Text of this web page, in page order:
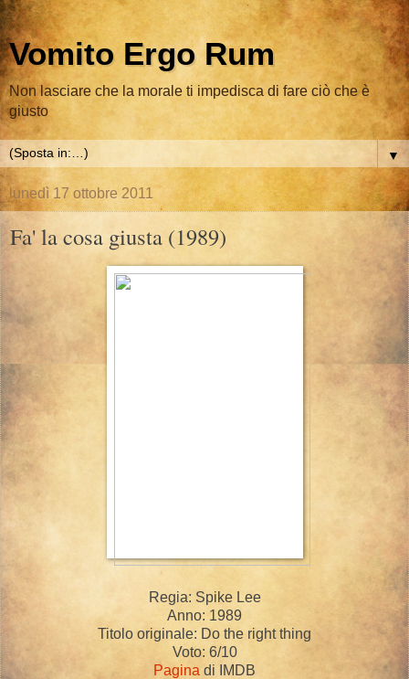
Vomito Ergo Rum
Non lasciare che la morale ti impedisca di fare ciò che è
giusto
▼
lunedì 17 ottobre 2011
Fa' la cosa giusta (1989)
Regia: Spike Lee
Anno: 1989
Titolo originale: Do the right thing
Voto: 6/10
Pagina di IMDB